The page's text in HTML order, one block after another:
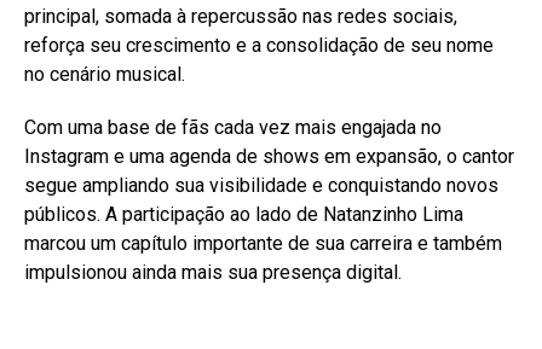
principal, somada à repercussão nas redes sociais,
reforça seu crescimento e a consolidação de seu nome
no cenário musical.
Com uma base de fãs cada vez mais engajada no
Instagram e uma agenda de shows em expansão, o cantor
segue ampliando sua visibilidade e conquistando novos
públicos. A participação ao lado de Natanzinho Lima
marcou um capítulo importante de sua carreira e também
impulsionou ainda mais sua presença digital.